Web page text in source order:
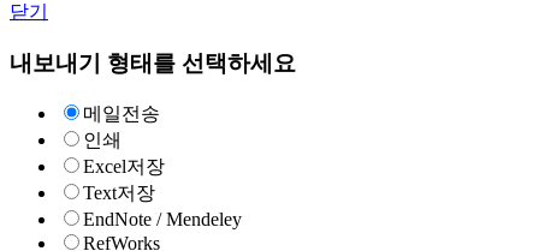
닫기
내보내기 형태를 선택하세요
메일전송
인쇄
Excel저장
Text저장
EndNote / Mendeley
RefWorks